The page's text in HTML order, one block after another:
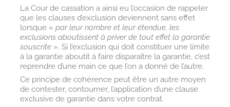
La Cour de cassation a ainsi eu l’occasion de rappeler
que les clauses d’exclusion deviennent sans effet
lorsque « par leur nombre et leur étendue, les
exclusions aboutissent à priver de tout effet la garantie
souscrite». Si l’exclusion qui doit constituer une limite
à la garantie aboutit à faire disparaître la garantie, c’est
reprendre d’une main ce que l’on a donné de l’autre.
Ce principe de cohérence peut être un autre moyen
de contester, contourner, l’application d’une clause
exclusive de garantie dans votre contrat.